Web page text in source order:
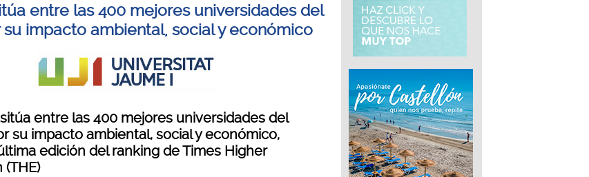
entre las 400 mejores universidades del
impacto ambiental, social y económico
entre las 400 mejores universidades del
su impacto ambiental, social y económico,
edición del ranking de Times Higher
(THE)